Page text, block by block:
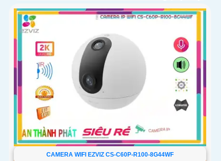
360 độ đàm thoại 2 chiều tích hợp nút gọi điện cảm ứng
tiện lợi giúp bạn dễ dàng tương tác từ xa Ngoài ra camera
còn được trang bị công nghệ phát hiện chuyển động thông
minh tăng cường an ninh cho không gian của bạn. Loại
Camera quan sát Wifi Không Dây CS-C6N-R105-1L3WF 3
CAMERA WIFI EZVIZ CS-C60P-R100-8G44WF